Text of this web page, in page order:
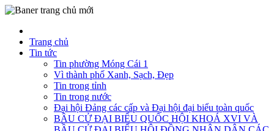
Trang chủ
Tin tức
Tin phường Móng Cái 1
Vì thành phố Xanh, Sạch, Đẹp
Tin trong tỉnh
Tin trong nước
Đại hội Đảng các cấp và Đại hội đại biểu toàn quốc
BẦU CỬ ĐẠI BIỂU QUỐC HỘI KHOÁ XVI VÀ